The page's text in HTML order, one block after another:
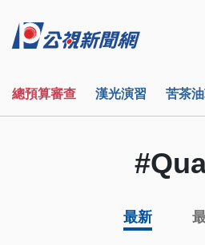
總預算審查 漢光演習 苦茶
最新